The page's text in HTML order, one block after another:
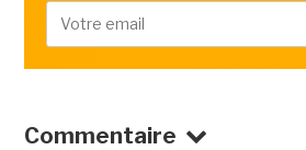
Commentaire